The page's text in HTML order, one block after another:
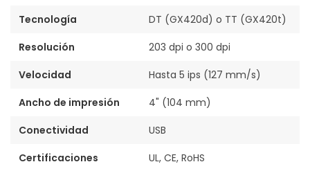
Tecnología
DT (GX420d) o TT (GX420t)
Resolución
203 dpi o 300 dpi
Velocidad
Hasta 5 ips (127 mm/s)
Ancho de impresión
4" (104 mm)
Conectividad
USB
Certificaciones
UL, CE, RoHS